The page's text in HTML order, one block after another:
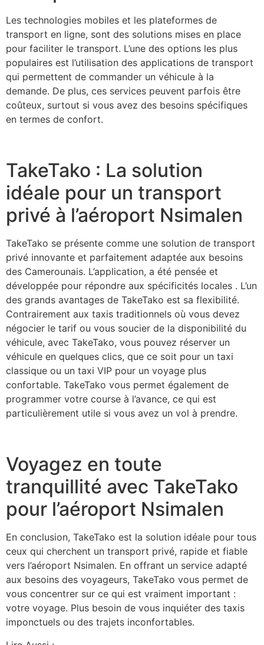
Les technologies mobiles et les plateformes de
transport en ligne, sont des solutions mises en place
pour faciliter le transport. L’une des options les plus
populaires est l’utilisation des applications de transport
qui permettent de commander un véhicule à la
demande. De plus, ces services peuvent parfois être
coûteux, surtout si vous avez des besoins spécifiques
en termes de confort.
TakeTako : La solution
idéale pour un transport
privé à l’aéroport Nsimalen
TakeTako se présente comme une solution de transport
privé innovante et parfaitement adaptée aux besoins
des Camerounais. L’application, a été pensée et
développée pour répondre aux spécificités locales . L’un
des grands avantages de TakeTako est sa flexibilité.
Contrairement aux taxis traditionnels où vous devez
négocier le tarif ou vous soucier de la disponibilité du
véhicule, avec TakeTako, vous pouvez réserver un
véhicule en quelques clics, que ce soit pour un taxi
classique ou un taxi VIP pour un voyage plus
confortable. TakeTako vous permet également de
programmer votre course à l’avance, ce qui est
particulièrement utile si vous avez un vol à prendre.
Voyagez en toute
tranquillité avec TakeTako
pour l’aéroport Nsimalen
En conclusion, TakeTako est la solution idéale pour tous
ceux qui cherchent un transport privé, rapide et fiable
vers l’aéroport Nsimalen. En offrant un service adapté
aux besoins des voyageurs, TakeTako vous permet de
vous concentrer sur ce qui est vraiment important :
votre voyage. Plus besoin de vous inquiéter des taxis
imponctuels ou des trajets inconfortables.